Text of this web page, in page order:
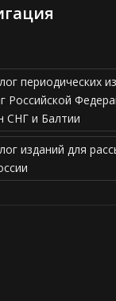
периодических
Российской
СНГ и Балтии
изданий для